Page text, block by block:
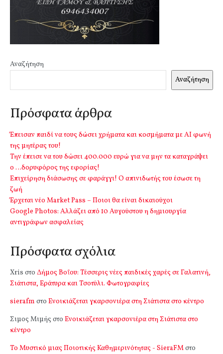
Αναζήτηση
Αναζήτηση
Πρόσφατα άρθρα
Έπεισαν παιδί να τους δώσει χρήματα και κοσμήματα με ΑΙ φωνή
της μητέρας του!
Την έπεισε να του δώσει 400.000 ευρώ για να μην τα καταγράψει
ο …δορυφόρος της εφορίας!
Επιχείρηση διάσωσης σε φαράγγι! Ο απινιδωτής του έσωσε τη
ζωή
Έρχεται νέο Market Pass – Ποιοι θα είναι δικαιούχοι
Google Photos: Αλλάζει από 10 Αυγούστου η δημιουργία
αντιγράφων ασφαλείας
Πρόσφατα σχόλια
Xris στο Δήμος Βοΐου: Τέσσερις νέες παιδικές χαρές σε Γαλατινή,
Σιάτιστα, Εράτυρα και Τσοτύλι. Φωτογραφίες
sierafm στο Ενοικιάζεται γκαρσονιέρα στη Σιάτιστα στο κέντρο
Σιμος Μιμής στο Ενοικιάζεται γκαρσονιέρα στη Σιάτιστα στο
κέντρο
Το Μυστικό μιας Ποιοτικής Καθημερινότητας - SieraFMστο